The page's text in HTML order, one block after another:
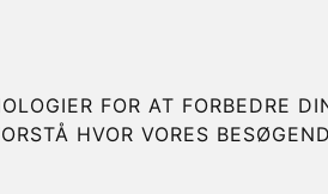
FOR AT FORBEDRE
HVOR VORES